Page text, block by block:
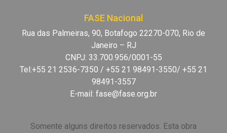
FASE Nacional
Rua das Palmeiras, 90, Botafogo 22270-070, Rio de
Janeiro – RJ
CNPJ: 33.700.956/0001-55
Tel:+55 21 2536-7350 / +55 21 98491-3550/ +55 21
98491-3557
E-mail: fase@fase.org.br
Somente alguns direitos reservados. Esta obra